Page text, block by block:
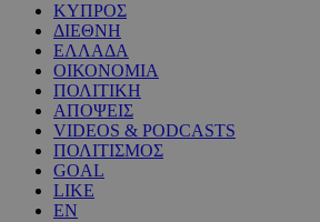
ΚΥΠΡΟΣ
ΔΙΕΘΝΗ
ΕΛΛΑΔΑ
ΟΙΚΟΝΟΜΙΑ
ΠΟΛΙΤΙΚΗ
ΑΠΟΨΕΙΣ
VIDEOS & PODCASTS
ΠΟΛΙΤΙΣΜΟΣ
GOAL
LIKE
EN